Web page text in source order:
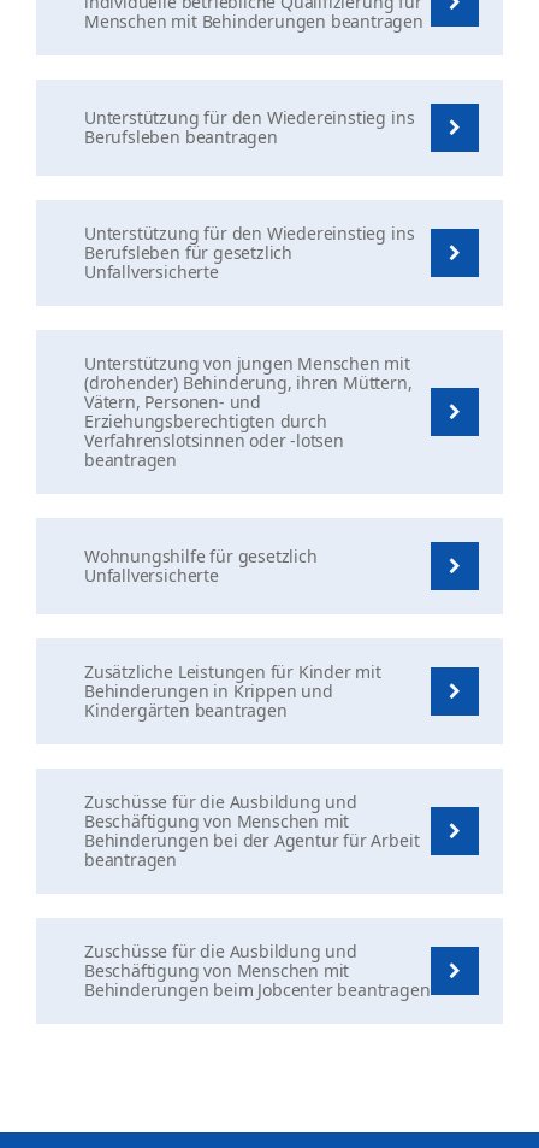
Menschen mit Behinderungen beantragen
Unterstützung für den Wiedereinstieg ins
Berufsleben beantragen
Unterstützung für den Wiedereinstieg ins
Berufsleben für gesetzlich
Unfallversicherte
Unterstützung von jungen Menschen mit
(drohender) Behinderung, ihren Müttern,
Vätern, Personen- und
Erziehungsberechtigten durch
Verfahrenslotsinnen oder -lotsen
beantragen
Wohnungshilfe für gesetzlich
Unfallversicherte
Zusätzliche Leistungen für Kinder mit
Behinderungen in Krippen und
Kindergärten beantragen
Zuschüsse für die Ausbildung und
Beschäftigung von Menschen mit
Behinderungen bei der Agentur für Arbeit
beantragen
Zuschüsse für die Ausbildung und
Beschäftigung von Menschen mit
Behinderungen beim Jobcenter beantragen